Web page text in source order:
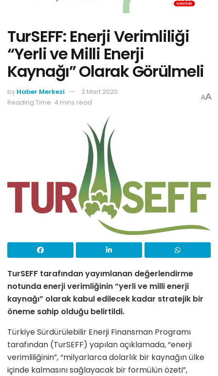
TurSEFF: Enerji Verimliliği
“Yerli ve Milli Enerji
Kaynağı” Olarak Görülmeli
by Haber Merkezi
2 Mart 2020
Reading Time: 4 mins read
AA
TurSEFF tarafından yayımlanan değerlendirme
notunda enerji verimliğinin “yerli ve milli enerji
kaynağı” olarak kabul edilecek kadar stratejik bir
öneme sahip olduğu belirtildi.
Türkiye Sürdürülebilir Enerji Finansman Programı
tarafından (TurSEFF) yapılan açıklamada, “enerji
verimliliğinin”, “milyarlarca dolarlık bir kaynağın ülke
içinde kalmasını sağlayacak bir formülün özeti”,